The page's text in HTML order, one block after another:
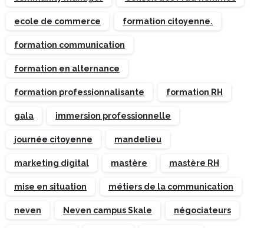
ecole de commerce formation citoyenne.
formation communication
formation en alternance
formation professionnalisante formation RH
gala immersion professionnelle
journée citoyenne mandelieu
marketing digital mastère mastère RH
mise en situation métiers de la communication
neven Neven campus Skale négociateurs